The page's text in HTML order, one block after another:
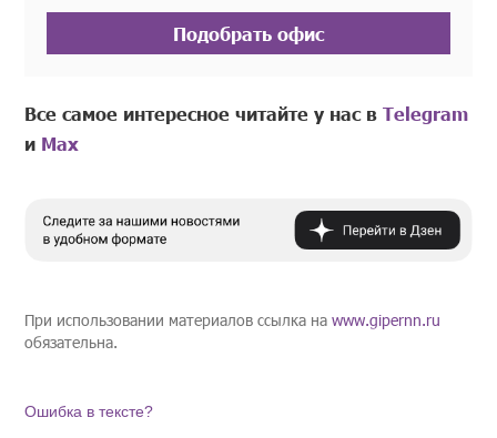
Подобрать офис
Все самое интересное читайте у нас вTelegram
и Mах
При использовании материалов ссылка наwww.gipernn.ru
обязательна.
Ошибка в тексте?